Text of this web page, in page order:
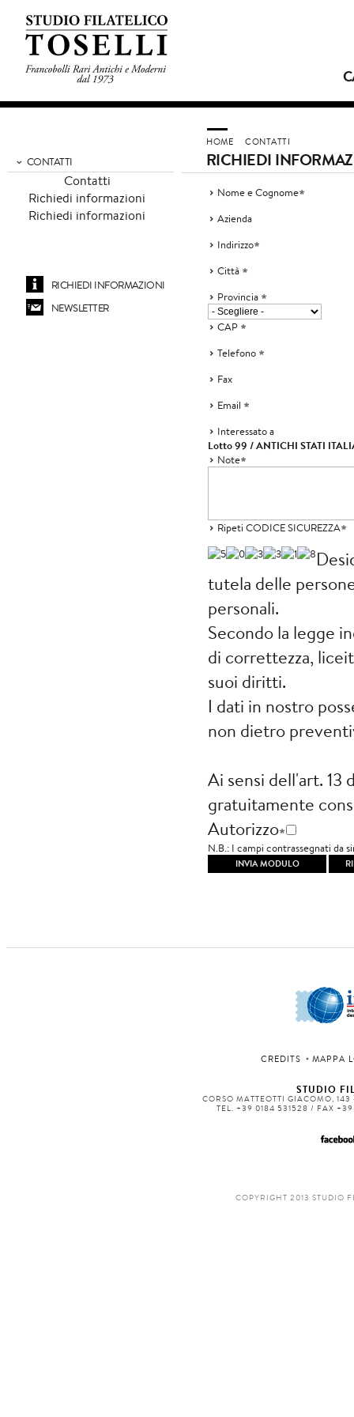
CONTATTI
Contatti
Richiedi informazioni
Richiedi informazioni
RICHIEDI INFORMAZIONI
NEWSLETTER
HOME CONTATTI
RICHIEDI
Nome e Cognome
Azienda
Indirizzo
Città
Provincia
CAP
Telefono
Fax
Email
Interessato a
Lotto 99 / ANTICHI STATI
Note
Ripeti CODICE SICUREZZA
tutela delle
personali.
Secondo la legge
di correttezza,
suoi diritti.
I dati in nostro
non dietro
Ai sensi dell'art. 13
gratuitamente
Autorizzo
N.B.:
CREDITS MAPPA
STUDIO
CORSO MATTEOTTI GIACOMO,
TEL. +39 0184 531528 / FAX
COPYRIGHT 2013 STUDIO